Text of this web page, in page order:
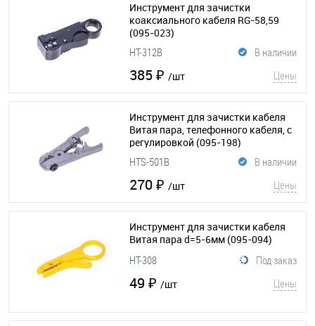
Инструмент для зачистки
коаксиального кабеля RG-58,59
(095-023)
В наличии
HT-312B
385 ₽ /шт Цены
Инструмент для зачистки кабеля
Витая пара, телефонного кабеля, с
регулировкой (095-198)
В наличии
HTS-501B
270 ₽ /шт Цены
Инструмент для зачистки кабеля
Витая пара d=5-6мм (095-094)
Под заказ
HT-308
49 ₽ /шт Цены